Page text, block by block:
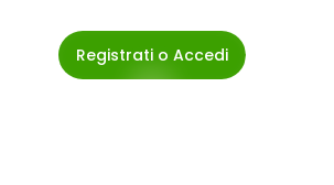
Registrati o Accedi